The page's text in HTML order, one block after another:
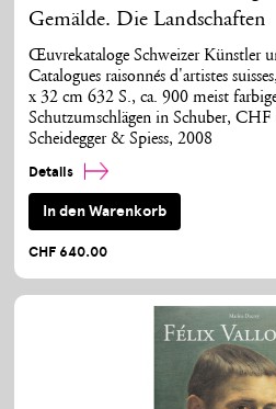
Gemälde. Die Landschaften
Œuvrekataloge Schweizer Künstler
Catalogues raisonnés d'artistes
x 32 cm 632 S., ca. 900 meist
Schutzumschlägen in Schuber,
Scheidegger & Spiess, 2008
Details
In den Warenkorb
CHF 640.00